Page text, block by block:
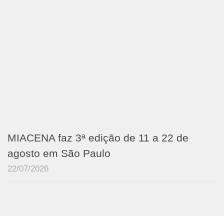
MIACENA faz 3ª edição de 11 a 22 de
agosto em São Paulo
22/07/2026